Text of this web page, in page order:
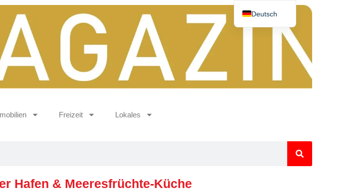
Freizeit Lokales
Hafen & Meeresfrüchte-Küche
Deutsch
Español
Norsk